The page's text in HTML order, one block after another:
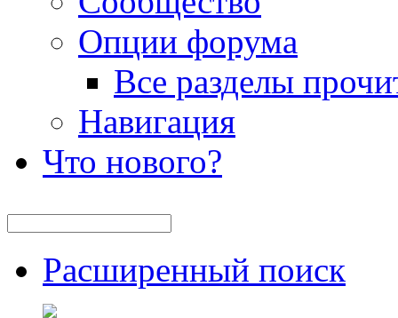
Опции форума
Все разделы
Навигация
Что нового?
Расширенный поиск